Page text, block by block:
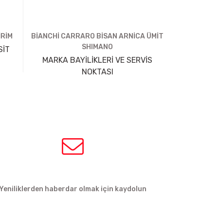
BİANCHİ CARRARO BİSAN ARNİCA ÜMİT
SHIMANO
MARKA BAYİLİKLERİ VE SERVİS
NOKTASI
haberdar olmak için kaydolun